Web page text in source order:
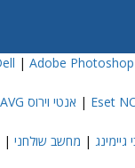
| Adobe Photoshop
| אנטי וירוס AVG
| מחשב שולחני |